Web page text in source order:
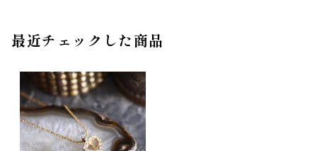
最近チェックした商品